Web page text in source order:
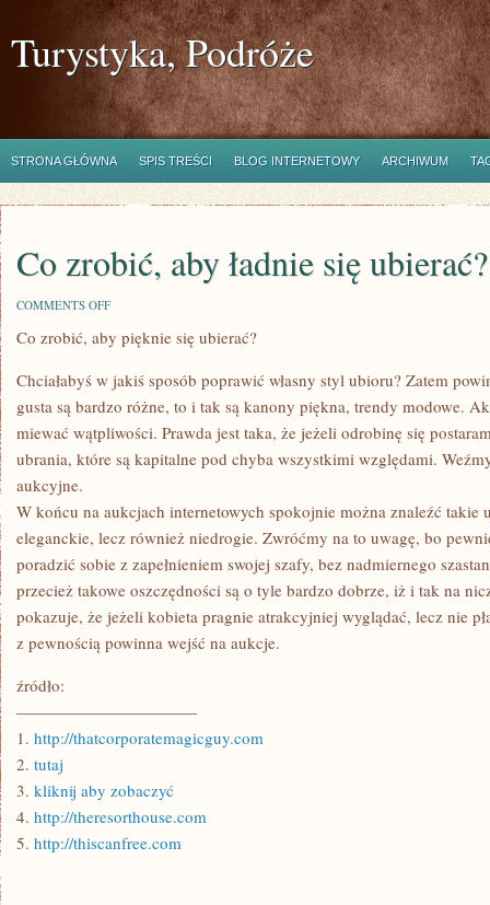
Turystyka, Podróże
STRONA GŁÓWNA SPIS TREŚCI BLOG INTERNETOWY ARCHIWUM
Co zrobić, aby ładnie się ubierać?
COMMENTS OFFON
ZROBIĆ,
ABY
SIĘ
UBIERAĆ?
Co zrobić, aby pięknie się ubierać?
Chciałabyś w jakiś sposób poprawić własny styl ubioru? Zatem
gusta są bardzo różne, to i tak są kanony piękna, trendy modowe.
miewać wątpliwości. Prawda jest taka, że jeżeli odrobinę się
ubrania, które są kapitalne pod chyba wszystkimi względami.
aukcyjne.
W końcu na aukcjach internetowych spokojnie można znaleźć takie
eleganckie, lecz również niedrogie. Zwróćmy na to uwagę, bo
poradzić sobie z zapełnieniem swojej szafy, bez nadmiernego
przecież takowe oszczędności są o tyle bardzo dobrze, iż i tak na
pokazuje, że jeżeli kobieta pragnie atrakcyjniej wyglądać, lecz nie
z pewnością powinna wejść na aukcje.
źródło:
———————————
1. http://thatcorporatemagicguy.com
2. tutaj
3. kliknij aby zobaczyć
4. http://theresorthouse.com
5. http://thiscanfree.com